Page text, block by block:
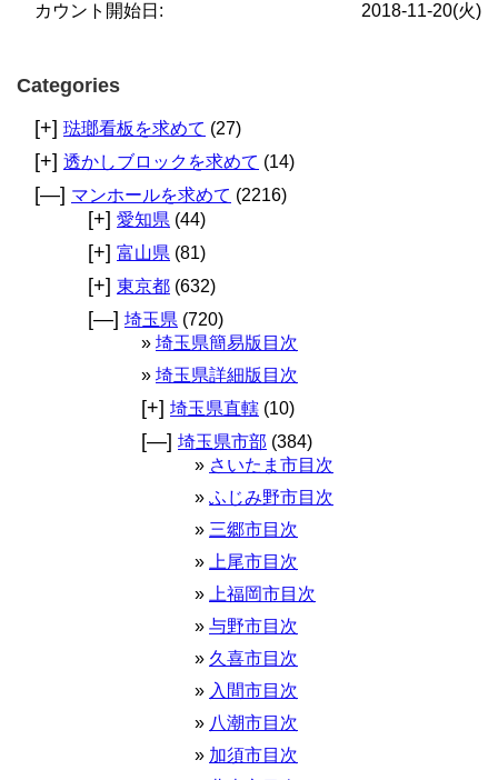
2018-11-20(火)
カウント開始日:
Categories
[+] 琺瑯看板を求めて (27)
[+] 透かしブロックを求めて (14)
[—] マンホールを求めて (2216)
[+] 愛知県 (44)
[+] 富山県 (81)
[+] 東京都 (632)
[—] 埼玉県 (720)
埼玉県簡易版目次
埼玉県詳細版目次
[+] 埼玉県直轄 (10)
[—] 埼玉県市部 (384)
さいたま市目次
ふじみ野市目次
三郷市目次
上尾市目次
上福岡市目次
与野市目次
久喜市目次
入間市目次
八潮市目次
加須市目次